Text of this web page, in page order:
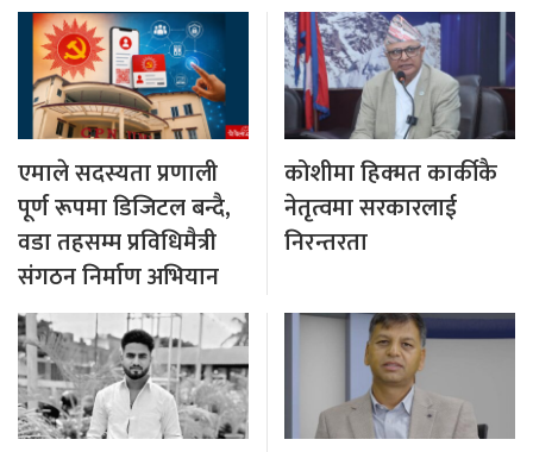
एमाले सदस्यता प्रणाली
पूर्ण रूपमा डिजिटल बन्दै,
वडा तहसम्म प्रविधिमैत्री
संगठन निर्माण अभियान
कोशीमा हिक्मत कार्कीकै
नेतृत्वमा सरकारलाई
निरन्तरता